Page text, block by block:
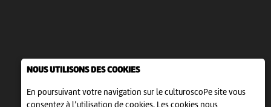
NOUS UTILISONS DES COOKIES
En poursuivant votre navigation sur le culturoscoPe site vous
consentez à l’utilisation de cookies. Les cookies nous